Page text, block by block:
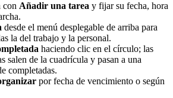
con Añadir una tarea y fijar su fecha, hora
desde el menú desplegable de arriba para
la del trabajo y la personal.
haciendo clic en el círculo; las
salen de la cuadrícula y pasan a una
completadas.
por fecha de vencimiento o según